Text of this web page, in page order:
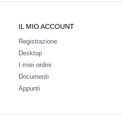
IL MIO ACCOUNT
Registrazione
Desktop
I miei ordini
Documenti
Appunti